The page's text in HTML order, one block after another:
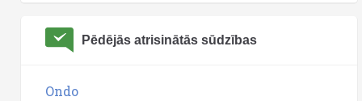
Pēdējās atrisinātās sūdzības
Ondo